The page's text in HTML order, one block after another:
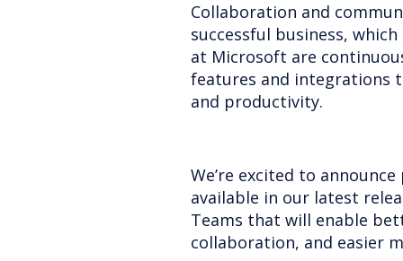
Collaboration and
successful business,
at Microsoft are
features and integrations
and productivity.
We’re excited to
available in our latest
Teams that will enable
collaboration, and easier